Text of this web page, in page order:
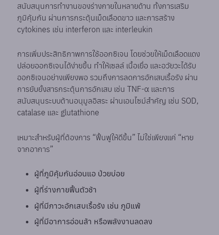
สนับสนุนการทำงานของร่างกายในหลายด้าน ทั้งการเสริม
ภูมิคุ้มกัน ผ่านการกระตุ้นเม็ดเลือดขาว และการสร้าง
cytokines เช่น interferon และ interleukin
การเพิ่มประสิทธิภาพการใช้ออกซิเจน โดยช่วยให้เม็ดเลือดแดง
ปล่อยออกซิเจนได้ง่ายขึ้น ทำให้เซลล์ เนื้อเยื่อ และอวัยวะได้รับ
ออกซิเจนอย่างเพียงพอ รวมถึงการลดการอักเสบเรื้อรัง ผ่าน
การยับยั้งสารกระตุ้นการอักเสบ เช่น TNF-α และการ
สนับสนุนระบบต้านอนุมูลอิสระ ผ่านเอนไซม์สำคัญ เช่น SOD,
catalase และ glutathione
เหมาะสำหรับผู้ที่ต้องการ “ฟื้นฟูให้ดีขึ้น” ไม่ใช่เพียงแค่ “หาย
จากอาการ”
ผู้ที่ภูมิคุ้มกันอ่อนแอ ป่วยบ่อย
ผู้ที่ร่างกายฟื้นตัวช้า
ผู้ที่มีภาวะอักเสบเรื้อรัง เช่น ภูมิแพ้
ผู้ที่มีอาการอ่อนล้า หรือพลังงานลดลง